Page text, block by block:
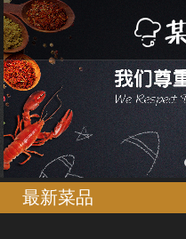
最新菜品